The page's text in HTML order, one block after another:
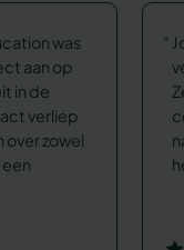
was
aan op
in de
verliep
over zowel